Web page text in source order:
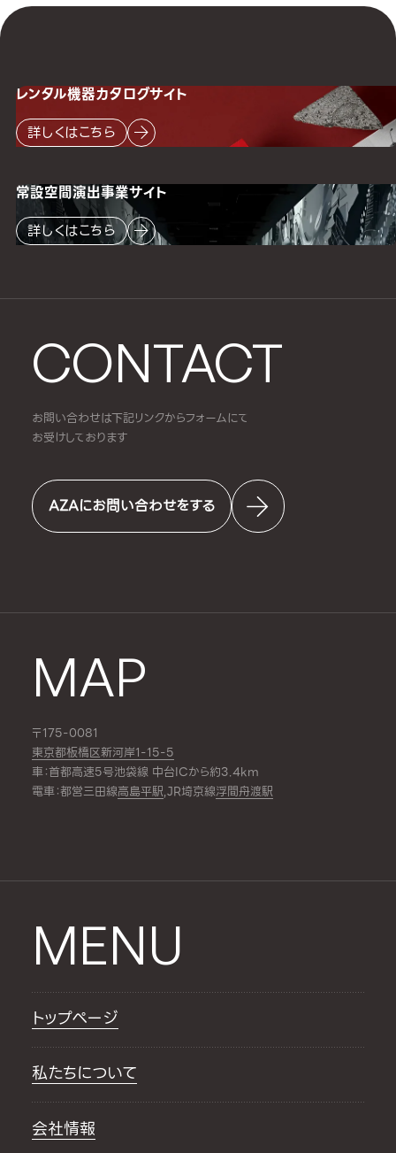
CONTACT
お問い合わせは下記リンクからフォームにて
お受けしております
AZAにお問い合わせをする
MAP
〒175-0081
東京都板橋区新河岸1-15-5
車：首都高速5号池袋線 中台ICから約3.4km
電車：都営三田線高島平駅,JR埼京線浮間舟渡駅
レンタル機器カタログサイト
詳しくはこちら
常設空間演出事業サイト
詳しくはこちら
MENU
トップページ
私たちについて
会社情報